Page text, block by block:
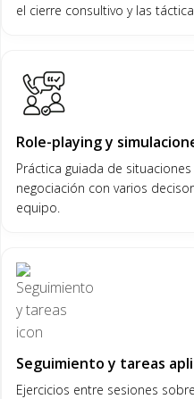
el cierre consultivo y las
Role-playing y
Práctica guiada de
negociación con varios
equipo.
Seguimiento y tareas
Ejercicios entre sesiones